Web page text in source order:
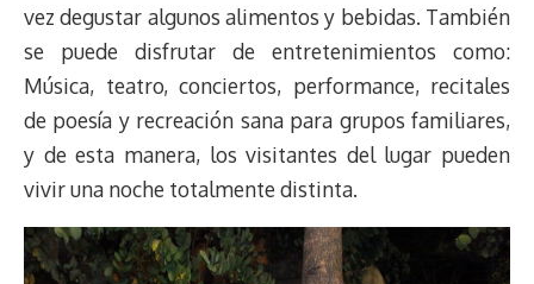
vez degustar algunos alimentos y bebidas. También
se puede disfrutar de entretenimientos como:
Música, teatro, conciertos, performance, recitales
de poesía y recreación sana para grupos familiares,
y de esta manera, los visitantes del lugar pueden
vivir una noche totalmente distinta.